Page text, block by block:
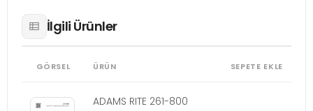
İlgili Ürünler
GÖRSEL ÜRÜN SEPETE EKLE
ADAMS RITE 261-800